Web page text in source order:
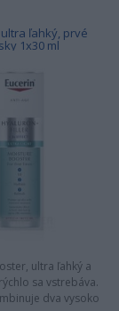
ľahký, prvé
1x30 ml
ultra ľahký a
sa vstrebáva.
dva vysoko